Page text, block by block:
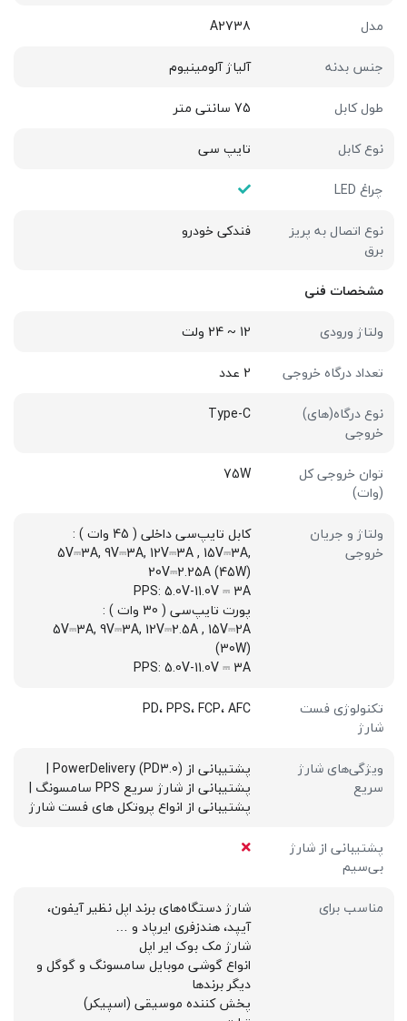
مدل
A2738
جنس بدنه
آلیاژ آلومینیوم
طول کابل
75 سانتی متر
نوع کابل
تایپ سی
چراغ LED
نوع اتصال به پریز
برق
فندکی خودرو
مشخصات فنی
ولتاژ ورودی
12 ~ 24 ولت
تعداد درگاه خروجی
2 عدد
نوع درگاه(های)
خروجی
Type-C
توان خروجی کل
(وات)
75W
ولتاژ و جریان
خروجی
کابل تایپ‌سی داخلی ( 45 وات ) :
5V⎓3A, 9V⎓3A, 12V⎓3A , 15V⎓3A,
20V⎓2.25A (45W)
PPS: 5.0V-11.0V ⎓ 3A
پورت تایپ‌سی ( 30 وات ) :
5V⎓3A, 9V⎓3A, 12V⎓2.5A , 15V⎓2A
(30W)
PPS: 5.0V-11.0V ⎓ 3A
تکنولوژی فست
شارژ
PD، PPS، FCP، AFC
ویژگی‌های شارژ
سریع
پشتیبانی از PowerDelivery (PD3.0) |
پشتیبانی از شارژ سریع PPS سامسونگ |
پشتیبانی از انواع پروتکل های فست شارژ
پشتیبانی از شارژ
بی‌سیم
مناسب برای
شارژ دستگاه‌های برند اپل نظیر آیفون،
آیپد، هندزفری ایرپاد و …
شارژ مک بوک ایر اپل
انواع گوشی موبایل سامسونگ و گوگل و
دیگر برندها
پخش کننده موسیقی (اسپیکر)